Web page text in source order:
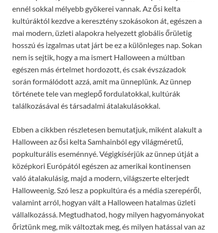
ennél sokkal mélyebb gyökerei vannak. Az ősi kelta
kultúráktól kezdve a keresztény szokásokon át, egészen a
mai modern, üzleti alapokra helyezett globális őrületig
hosszú és izgalmas utat járt be ez a különleges nap. Sokan
nem is sejtik, hogy a ma ismert Halloween a múltban
egészen más értelmet hordozott, és csak évszázadok
során formálódott azzá, amit ma ünneplünk. Az ünnep
története tele van meglepő fordulatokkal, kultúrák
találkozásával és társadalmi átalakulásokkal.
Ebben a cikkben részletesen bemutatjuk, miként alakult a
Halloween az ősi kelta Samhainból egy világméretű,
popkulturális eseménnyé. Végigkísérjük az ünnep útját a
középkori Európától egészen az amerikai kontinensen
való átalakulásig, majd a modern, világszerte elterjedt
Halloweenig. Szó lesz a popkultúra és a média szerepéről,
valamint arról, hogyan vált a Halloween hatalmas üzleti
vállalkozássá. Megtudhatod, hogy milyen hagyományokat
őriztünk meg, mik változtak meg, és milyen hatással van az